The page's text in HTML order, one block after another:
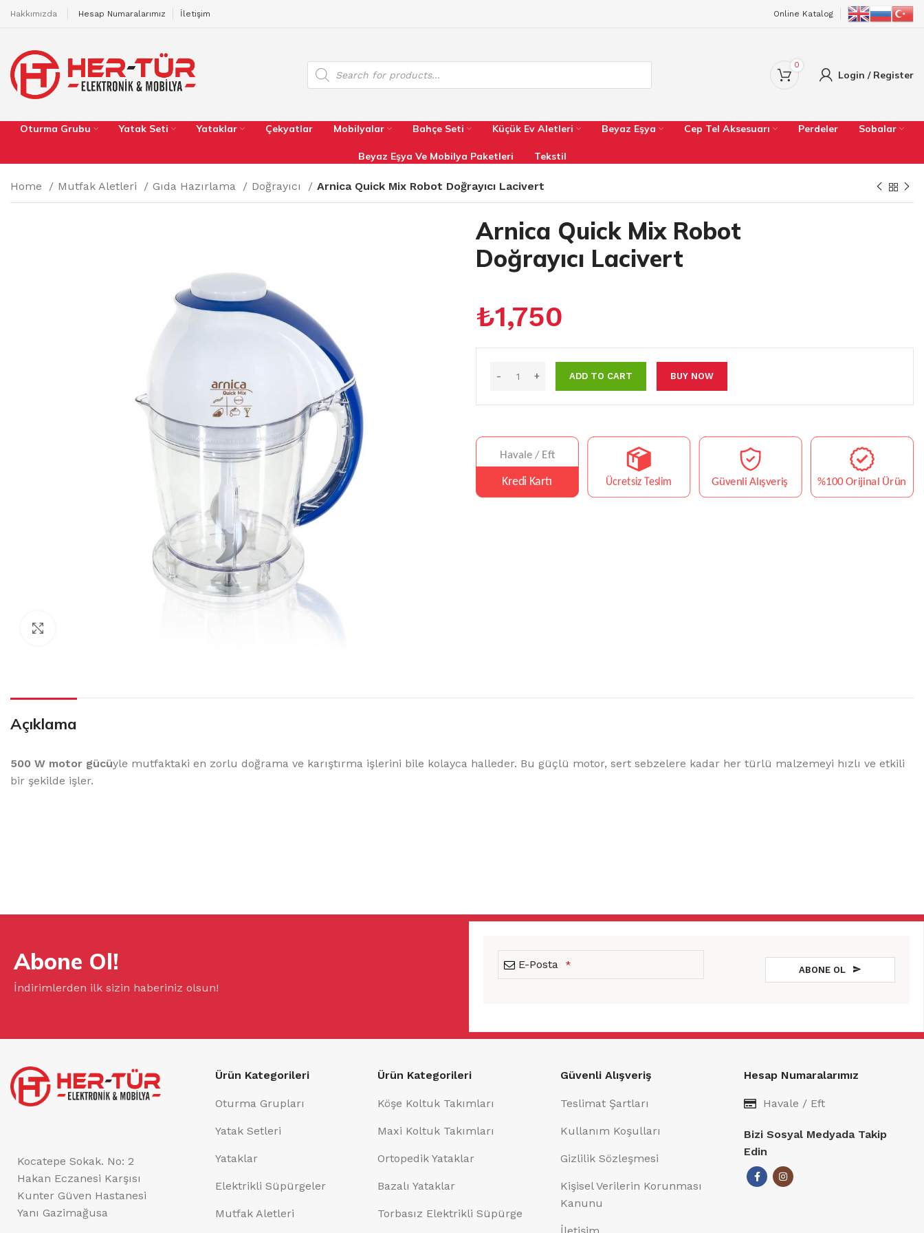
Hakkımızda Hesap Numaralarımız İletişim Online Katalog
0
Login / Register
Oturma Grubu Yatak Seti Yataklar Çekyatlar Mobilyalar Bahçe Seti Küçük Ev Aletleri Beyaz Eşya Cep Tel Aksesuarı Perdeler Sobalar
Beyaz Eşya Ve Mobilya Paketleri Tekstil
Home Mutfak Aletleri Gıda Hazırlama Doğrayıcı Arnica Quick Mix Robot Doğrayıcı Lacivert
Arnica Quick Mix Robot
Doğrayıcı Lacivert
₺1,750
ADD TO CART BUY NOW
Açıklama
500 W motor gücüyle mutfaktaki en zorlu doğrama ve karıştırma işlerini bile kolayca halleder. Bu güçlü motor, sert sebzelere kadar her türlü malzemeyi hızlı ve etkili
bir şekilde işler.
Abone Ol!
İndirimlerden ilk sizin haberiniz olsun!
E-Posta * ABONE OL
field
Kocatepe Sokak. No: 2
Hakan Eczanesi Karşısı
Kunter Güven Hastanesi
Yanı Gazimağusa
Ürün Kategorileri
Oturma Grupları
Yatak Setleri
Yataklar
Elektrikli Süpürgeler
Mutfak Aletleri
Ürün Kategorileri
Köşe Koltuk Takımları
Maxi Koltuk Takımları
Ortopedik Yataklar
Bazalı Yataklar
Torbasız Elektrikli Süpürge
Güvenli Alışveriş
Teslimat Şartları
Kullanım Koşulları
Gizlilik Sözleşmesi
Kişisel Verilerin Korunması
Kanunu
Hesap Numaralarımız
Havale / Eft
Bizi Sosyal Medyada Takip
Edin